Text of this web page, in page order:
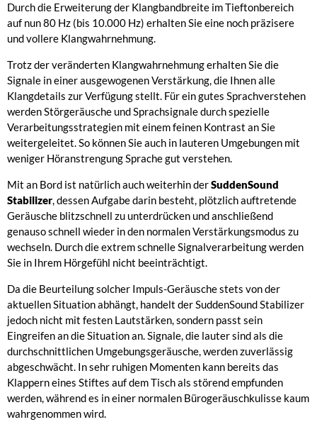
Durch die Erweiterung der Klangbandbreite im Tieftonbereich
auf nun 80 Hz (bis 10.000 Hz) erhalten Sie eine noch präzisere
und vollere Klangwahrnehmung.
Trotz der veränderten Klangwahrnehmung erhalten Sie die
Signale in einer ausgewogenen Verstärkung, die Ihnen alle
Klangdetails zur Verfügung stellt. Für ein gutes Sprachverstehen
werden Störgeräusche und Sprachsignale durch spezielle
Verarbeitungsstrategien mit einem feinen Kontrast an Sie
weitergeleitet. So können Sie auch in lauteren Umgebungen mit
weniger Höranstrengung Sprache gut verstehen.
Mit an Bord ist natürlich auch weiterhin derSuddenSound
Stabilizer, dessen Aufgabe darin besteht, plötzlich auftretende
Geräusche blitzschnell zu unterdrücken und anschließend
genauso schnell wieder in den normalen Verstärkungsmodus zu
wechseln. Durch die extrem schnelle Signalverarbeitung werden
Sie in Ihrem Hörgefühl nicht beeinträchtigt.
Da die Beurteilung solcher Impuls-Geräusche stets von der
aktuellen Situation abhängt, handelt der SuddenSound Stabilizer
jedoch nicht mit festen Lautstärken, sondern passt sein
Eingreifen an die Situation an. Signale, die lauter sind als die
durchschnittlichen Umgebungsgeräusche, werden zuverlässig
abgeschwächt. In sehr ruhigen Momenten kann bereits das
Klappern eines Stiftes auf dem Tisch als störend empfunden
werden, während es in einer normalen Bürogeräuschkulisse kaum
wahrgenommen wird.